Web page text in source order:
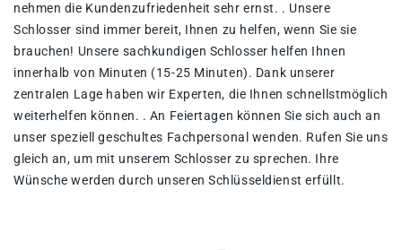
nehmen die Kundenzufriedenheit sehr ernst. . Unsere
Schlosser sind immer bereit, Ihnen zu helfen, wenn Sie sie
brauchen! Unsere sachkundigen Schlosser helfen Ihnen
innerhalb von Minuten (15-25 Minuten). Dank unserer
zentralen Lage haben wir Experten, die Ihnen schnellstmöglich
weiterhelfen können. . An Feiertagen können Sie sich auch an
unser speziell geschultes Fachpersonal wenden. Rufen Sie uns
gleich an, um mit unserem Schlosser zu sprechen. Ihre
Wünsche werden durch unseren Schlüsseldienst erfüllt.